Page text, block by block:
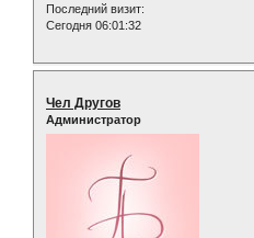
Последний визит:
Сегодня 06:01:32
Чел Другов
Администратор